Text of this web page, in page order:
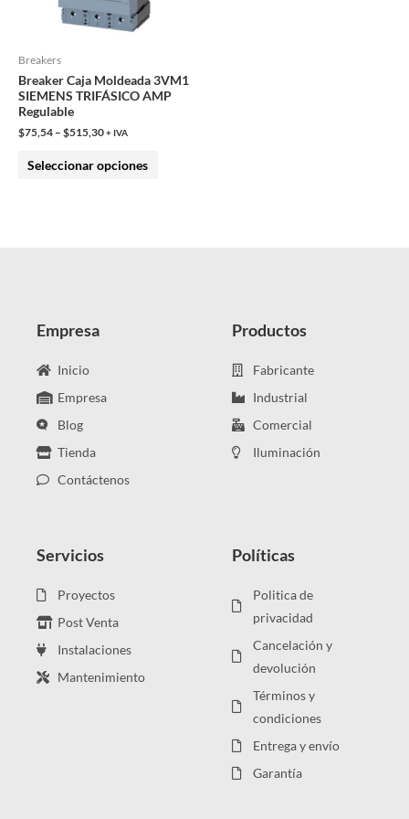
Breakers
Breaker Caja Moldeada 3VM1
SIEMENS TRIFÁSICO AMP
Regulable
$75,54 – $515,30+ IVA
Seleccionar opciones
elegir
en
Empresa
Inicio
Empresa
Blog
Tienda
Contáctenos
Productos
Fabricante
Industrial
Comercial
Iluminación
Servicios
Proyectos
Post Venta
Instalaciones
Mantenimiento
Políticas
Politica de
privacidad
Cancelación y
devolución
Términos y
condiciones
Entrega y envío
Garantía